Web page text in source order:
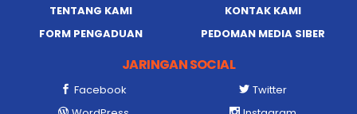
TENTANG KAMI
KONTAK KAMI
FORM PENGADUAN
PEDOMAN MEDIA SIBER
JARINGAN SOCIAL
Facebook
Twitter